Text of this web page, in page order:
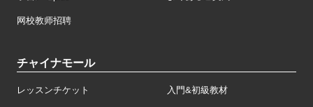
网校教师招聘
チャイナモール
レッスンチケット 入門&初級教材